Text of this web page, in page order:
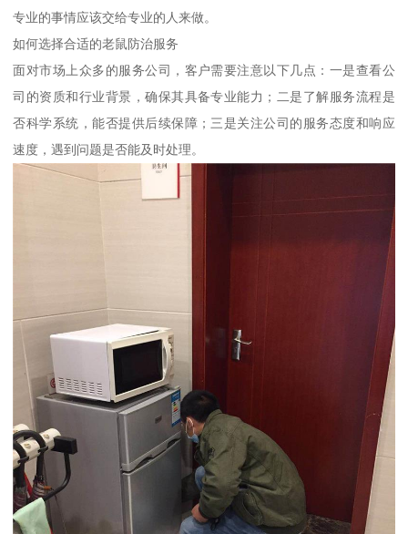
专业的事情应该交给专业的人来做。
如何选择合适的老鼠防治服务
面对市场上众多的服务公司，客户需要注意以下几点：一是查看公
司的资质和行业背景，确保其具备专业能力；二是了解服务流程是
否科学系统，能否提供后续保障；三是关注公司的服务态度和响应
速度，遇到问题是否能及时处理。